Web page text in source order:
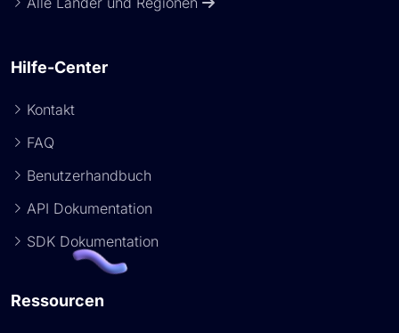
Hilfe-Center
Kontakt
FAQ
Benutzerhandbuch
API Dokumentation
SDK Dokumentation
Ressourcen